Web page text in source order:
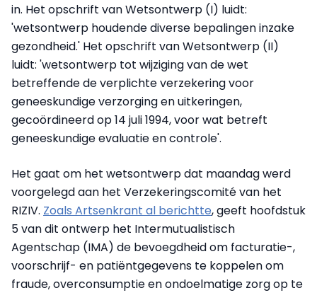
in. Het opschrift van Wetsontwerp (I) luidt:
'wetsontwerp houdende diverse bepalingen inzake
gezondheid.' Het opschrift van Wetsontwerp (II)
luidt: 'wetsontwerp tot wijziging van de wet
betreffende de verplichte verzekering voor
geneeskundige verzorging en uitkeringen,
gecoördineerd op 14 juli 1994, voor wat betreft
geneeskundige evaluatie en controle'.
Het gaat om het wetsontwerp dat maandag werd
voorgelegd aan het Verzekeringscomité van het
RIZIV. Zoals Artsenkrant al berichtte, geeft hoofdstuk
5 van dit ontwerp het Intermutualistisch
Agentschap (IMA) de bevoegdheid om facturatie-,
voorschrijf- en patiëntgegevens te koppelen om
fraude, overconsumptie en ondoelmatige zorg op te